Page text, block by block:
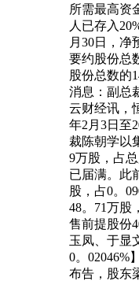
所需最高资
人已存入
月30日，净
要约股份总
股份总数的
消息：副总
云财经讯，
年2月3日至
裁陈朝学以
9万股，占
已届满。此
股，占0。
48。71万股
售前提股份
玉凤、于显
0。02046%
布告，股东